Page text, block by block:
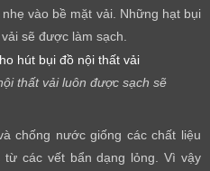
vào bề mặt vải. Những hạt bụi
sẽ được làm sạch.
thất vải luôn được sạch sẽ
chống nước giống các chất liệu
các vết bẩn dạng lỏng. Vì vậy